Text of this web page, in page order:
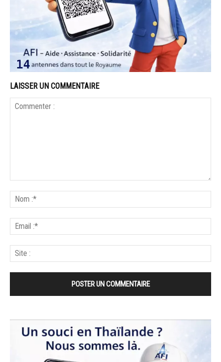
LAISSER UN COMMENTAIRE